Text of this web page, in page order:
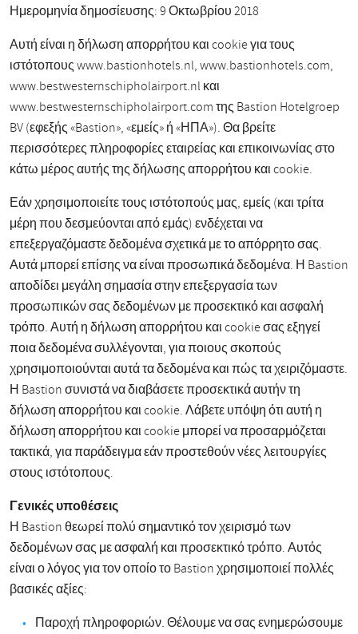
Ημερομηνία δημοσίευσης: 9 Οκτωβρίου 2018
Αυτή είναι η δήλωση απορρήτου και cookie για τους
ιστότοπους www.bastionhotels.nl, www.bastionhotels.com,
www.bestwesternschipholairport.nl και
www.bestwesternschipholairport.com της Bastion Hotelgroep
BV (εφεξής «Bastion», «εμείς» ή «ΗΠΑ»). Θα βρείτε
περισσότερες πληροφορίες εταιρείας και επικοινωνίας στο
κάτω μέρος αυτής της δήλωσης απορρήτου και cookie.
Εάν χρησιμοποιείτε τους ιστότοπούς μας, εμείς (και τρίτα
μέρη που δεσμεύονται από εμάς) ενδέχεται να
επεξεργαζόμαστε δεδομένα σχετικά με το απόρρητο σας.
Αυτά μπορεί επίσης να είναι προσωπικά δεδομένα. Η Bastion
αποδίδει μεγάλη σημασία στην επεξεργασία των
προσωπικών σας δεδομένων με προσεκτικό και ασφαλή
τρόπο. Αυτή η δήλωση απορρήτου και cookie σας εξηγεί
ποια δεδομένα συλλέγονται, για ποιους σκοπούς
χρησιμοποιούνται αυτά τα δεδομένα και πώς τα χειριζόμαστε.
Η Bastion συνιστά να διαβάσετε προσεκτικά αυτήν τη
δήλωση απορρήτου και cookie. Λάβετε υπόψη ότι αυτή η
δήλωση απορρήτου και cookie μπορεί να προσαρμόζεται
τακτικά, για παράδειγμα εάν προστεθούν νέες λειτουργίες
στους ιστότοπους.
Γενικές υποθέσεις
Η Bastion θεωρεί πολύ σημαντικό τον χειρισμό των
δεδομένων σας με ασφαλή και προσεκτικό τρόπο. Αυτός
είναι ο λόγος για τον οποίο το Bastion χρησιμοποιεί πολλές
βασικές αξίες:
Παροχή πληροφοριών. Θέλουμε να σας ενημερώσουμε